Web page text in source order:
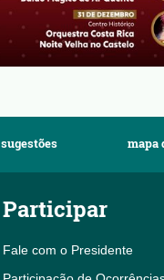
sugestões mapa
Participar
Fale com o Presidente